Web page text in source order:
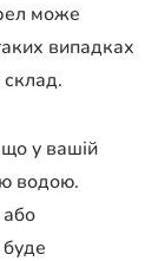
може
випадках
склад.
у вашій
водою.
буде